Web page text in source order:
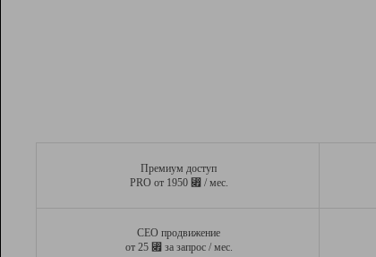
Премиум доступ
PRO от 1950 ⃏ / мес.
СЕО продвижение
от 25 ⃏ за запрос / мес.